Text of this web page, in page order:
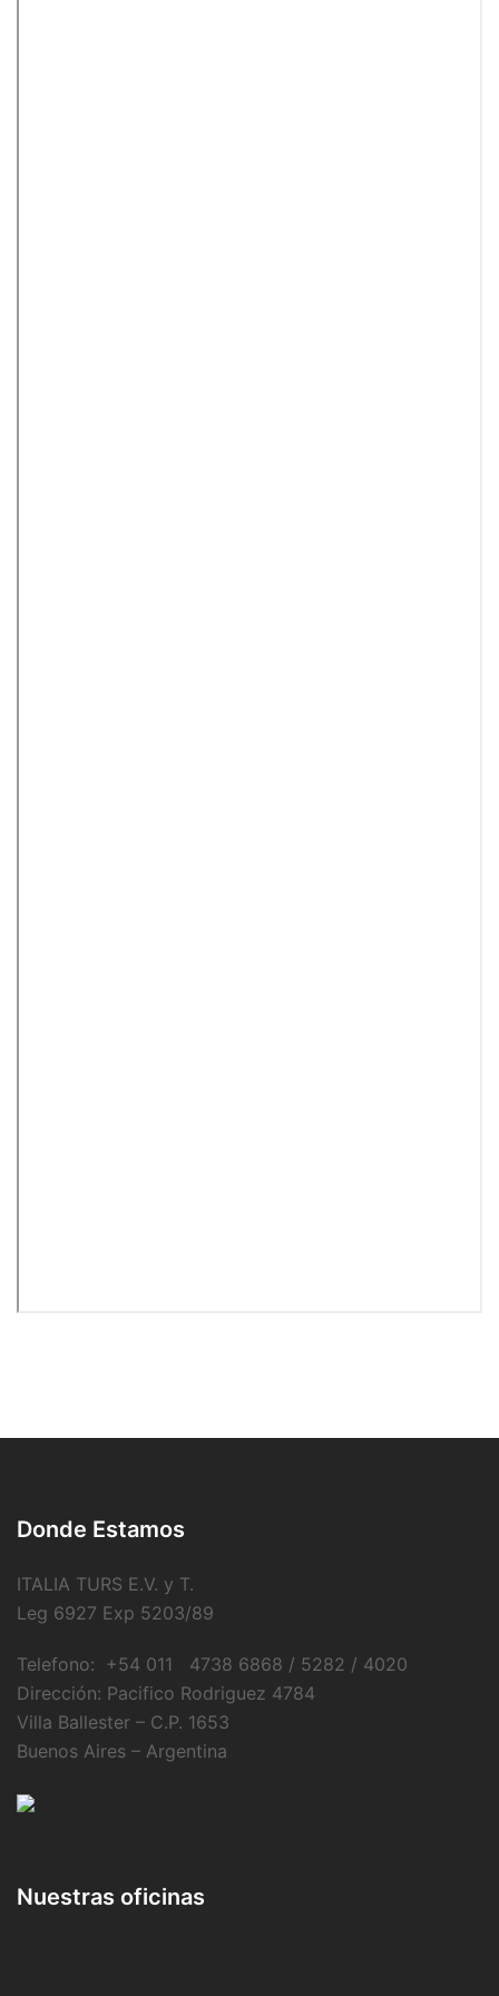
Donde Estamos
ITALIA TURS E.V. y T.
Leg 6927 Exp 5203/89
Telefono: +54 011 4738 6868 / 5282 / 4020
Dirección: Pacifico Rodriguez 4784
Villa Ballester – C.P. 1653
Buenos Aires – Argentina
Nuestras oficinas